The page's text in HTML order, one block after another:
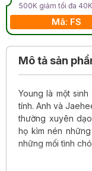
500K giảm tối đa 40K
Mã: FS
Mô tả sản
Young là một
tính. Anh và
thường xuyên
họ kìm nén
những mối tình